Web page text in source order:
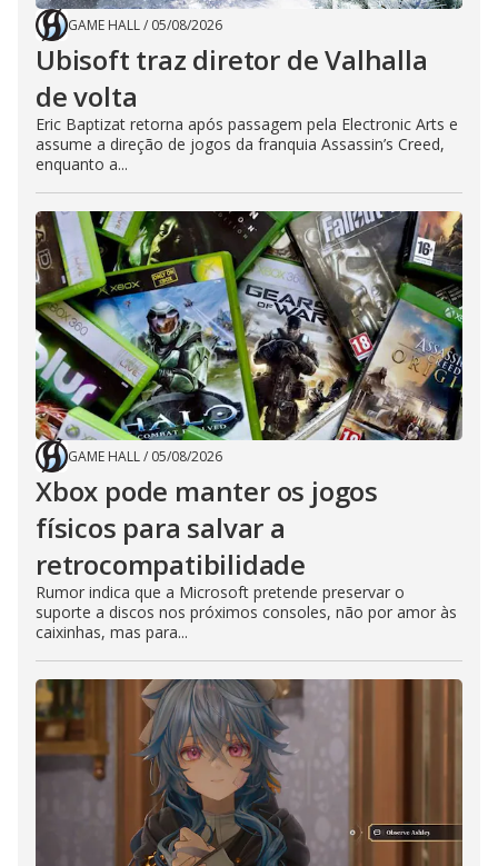
GAME HALL/ 05/08/2026
Ubisoft traz diretor de Valhalla
de volta
Eric Baptizat retorna após passagem pela Electronic Arts e
assume a direção de jogos da franquia Assassin’s Creed,
enquanto a...
GAME HALL/ 05/08/2026
Xbox pode manter os jogos
físicos para salvar a
retrocompatibilidade
Rumor indica que a Microsoft pretende preservar o
suporte a discos nos próximos consoles, não por amor às
caixinhas, mas para...